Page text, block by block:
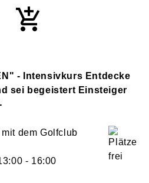
- Intensivkurs Entdecke
sei begeistert Einsteiger
dem Golfclub
- 16:00